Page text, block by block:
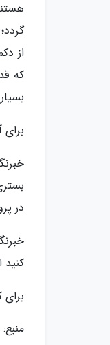
از
که
برای
در
کنید